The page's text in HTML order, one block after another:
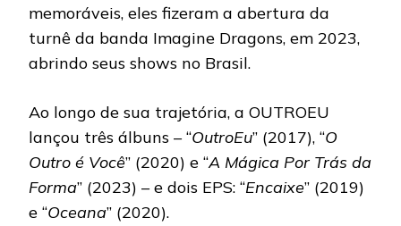
memoráveis, eles fizeram a abertura da
turnê da banda Imagine Dragons, em 2023,
abrindo seus shows no Brasil.
Ao longo de sua trajetória, a OUTROEU
lançou três álbuns – “OutroEu” (2017), “O
Outro é Você” (2020) e “A Mágica Por Trás da
Forma” (2023) – e dois EPS: “Encaixe” (2019)
e “Oceana” (2020).